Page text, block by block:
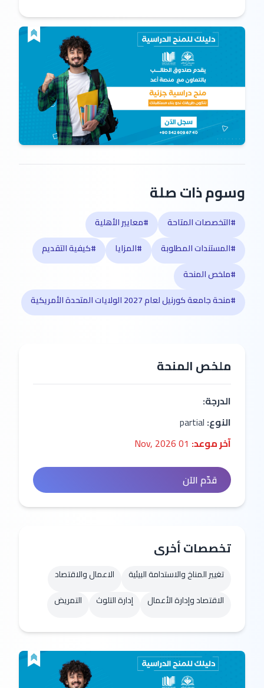
وسوم ذات صلة
#التخصصات المتاحة
#معايير الأهلية
#المستندات المطلوبة
#المزايا
#كيفية التقديم
#ملخص المنحة
#منحة جامعة كورنيل لعام 2027 الولايات المتحدة الأمريكية
ملخص المنحة
الدرجة:
النوع:
آخر موعد:
قدّم الآن
تخصصات أخرى
تغيير المناخ والاستدامة البيئية
الاعمال والاقتصاد
الاقتصاد وإدارة الأعمال
إدارة التلوث التمريض